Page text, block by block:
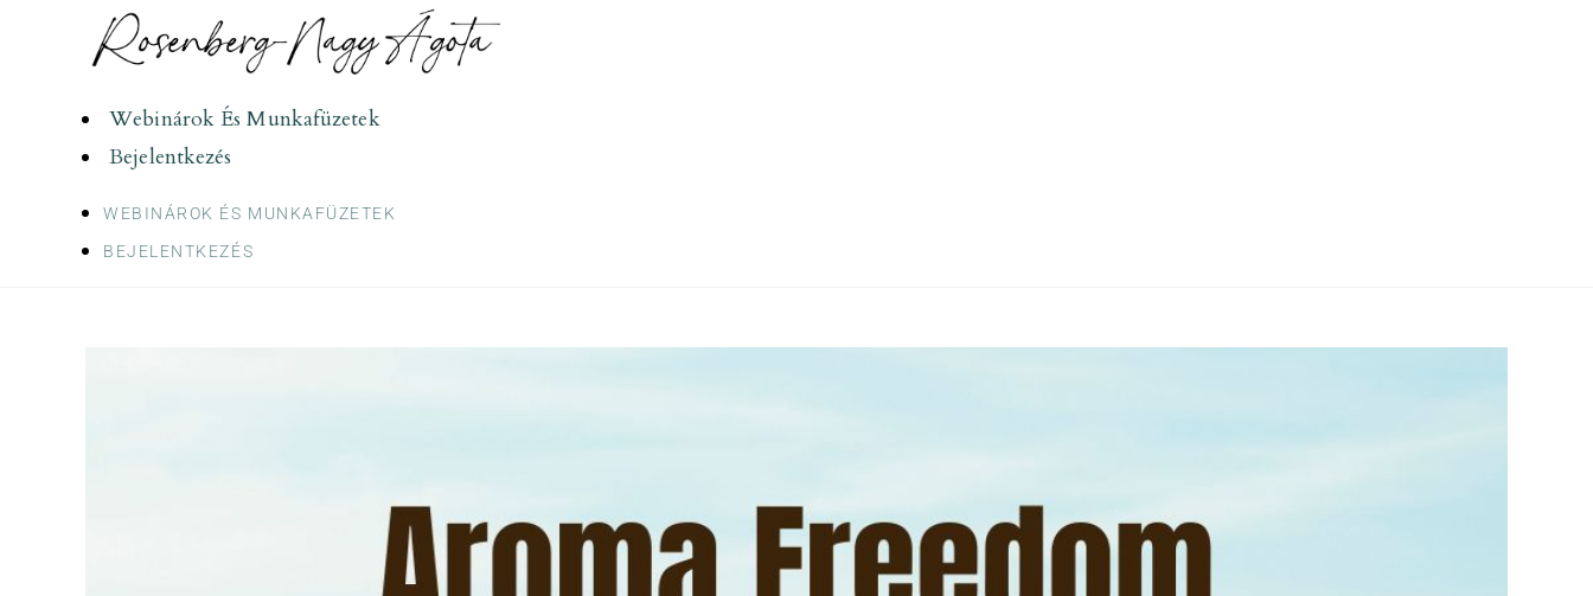
Webinárok És Munkafüzetek
Bejelentkezés
WEBINÁROK ÉS MUNKAFÜZETEK
BEJELENTKEZÉS